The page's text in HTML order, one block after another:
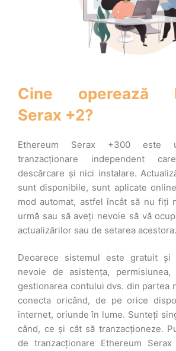
Cine operează
Serax +2?
Ethereum Serax +300 este
tranzacționare independent
descărcare și nici instalare.
sunt disponibile, sunt aplicate
mod automat, astfel încât să nu fiți
urmă sau să aveți nevoie să vă
actualizărilor sau de setarea acestora.
Deoarece sistemul este gratuit
nevoie de asistența, permisiunea,
gestionarea contului dvs. din partea
conecta oricând, de pe orice
internet, oriunde în lume. Sunteți
când, ce și cât să tranzacționeze.
de tranzacționare Ethereum